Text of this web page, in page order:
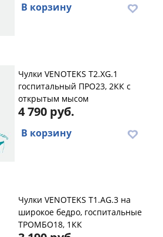
В корзину
Чулки VENOTEKS T2.XG.1
госпитальный ПРО23, 2КК с
открытым мысом
4 790 руб.
В корзину
Чулки VENOTEKS T1.AG.3 на
широкое бедро, госпитальные
ТРОМБО18, 1КК